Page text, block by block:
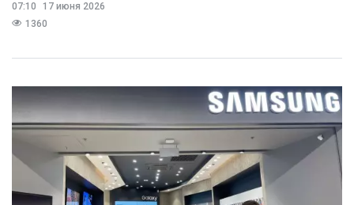
07:10
17 июня 2026
1360